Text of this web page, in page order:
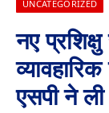
UNCATEGORIZED
नए
एसपी ने